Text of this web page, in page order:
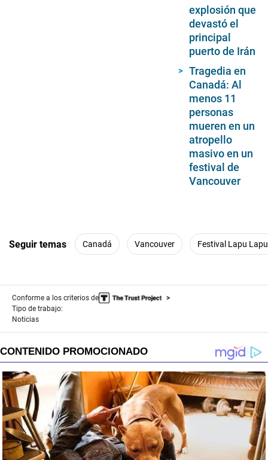
explosión que
devastó el
principal
puerto de Irán
Tragedia en
Canadá: Al
menos 11
personas
mueren en un
atropello
masivo en un
festival de
Vancouver
Seguir temas Canadá Vancouver Festival Lapu Lapu
Conforme a los criterios de
Tipo de trabajo:
Noticias